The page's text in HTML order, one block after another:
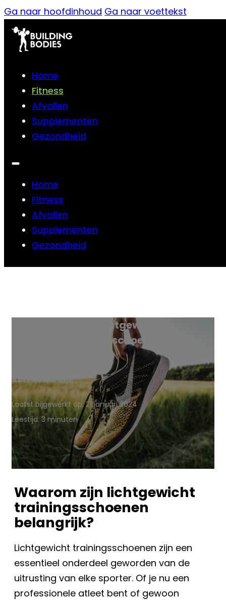
Ga naar hoofdinhoud Ga naar voettekst
Home
Fitness
Afvallen
Supplementen
Gezondheid
Home
Fitness
Afvallen
Supplementen
Gezondheid
Beste lichtgewicht
trainingsschoenen
Bart Molenaar
Laatst bijgewerkt op: 21 januari 2024
Leestijd: 3 minuten
Waarom zijn lichtgewicht
trainingsschoenen
belangrijk?
Lichtgewicht trainingsschoenen zijn een
essentieel onderdeel geworden van de
uitrusting van elke sporter. Of je nu een
professionele atleet bent of gewoon